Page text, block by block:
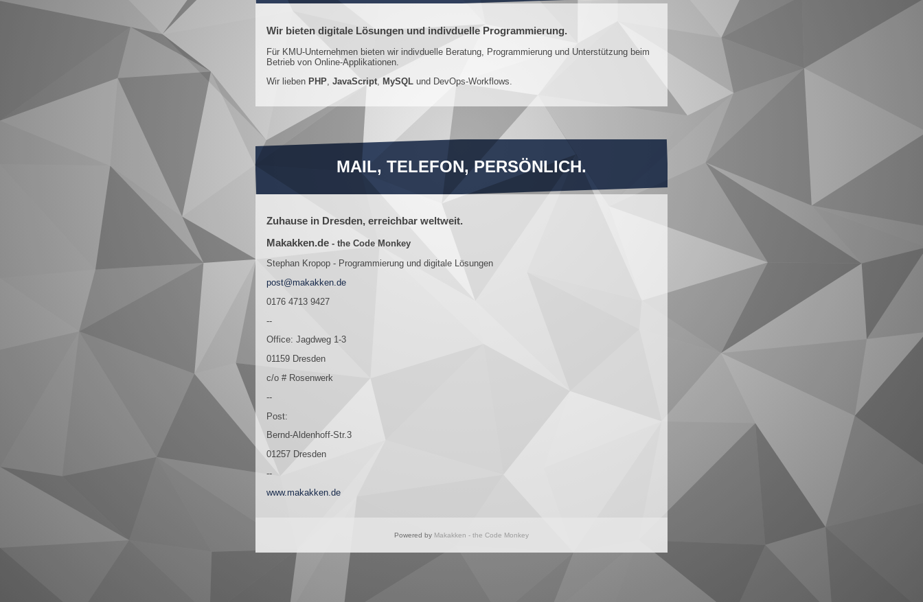
Wir bieten digitale Lösungen und indivduelle Programmierung.
Für KMU-Unternehmen bieten wir indivduelle Beratung, Programmierung und Unterstützung beim
Betrieb von Online-Applikationen.
Wir lieben PHP JavaScript MySQL und DevOps-Workflows.
MAIL, TELEFON, PERSÖNLICH.
Zuhause in Dresden, erreichbar weltweit.
Makakken.de - the Code Monkey
Stephan Kropop - Programmierung und digitale Lösungen
post@makakken.de
0176 4713 9427
--
Office: Jagdweg 1-3
01159 Dresden
c/o # Rosenwerk
--
Post:
Bernd-Aldenhoff-Str.3
01257 Dresden
--
www.makakken.de
Powered by Makakken - the Code Monkey